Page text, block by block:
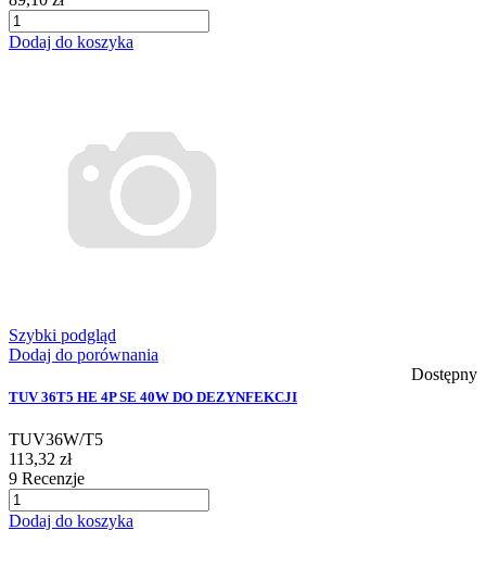
Dodaj do koszyka
Szybki podgląd
Dodaj do porównania
Dostępny
TUV 36T5 HE 4P SE 40W DO DEZYNFEKCJI
TUV36W/T5
113,32 zł
9 Recenzje
Dodaj do koszyka